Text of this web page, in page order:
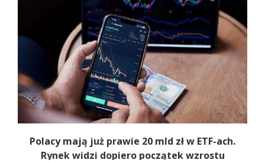
Polacy mają już prawie 20 mld zł w ETF-ach.
Rynek widzi dopiero początek wzrostu